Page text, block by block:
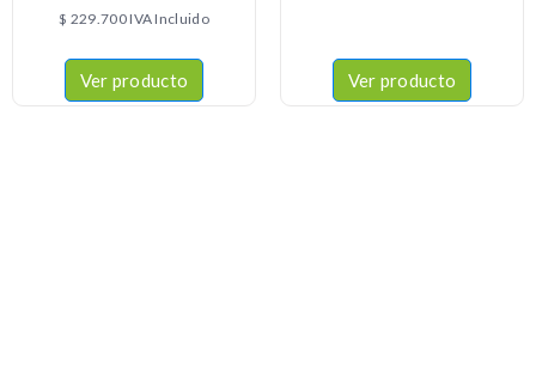
$ 229.700IVA Incluido
Ver producto Ver producto